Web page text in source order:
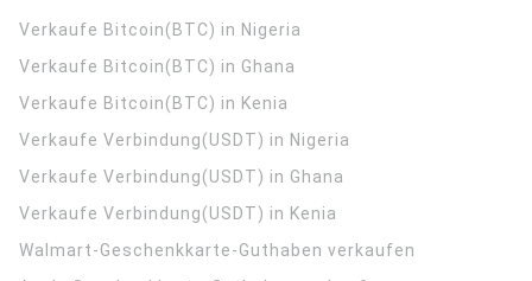
Verkaufe Bitcoin(BTC) in Nigeria
Verkaufe Bitcoin(BTC) in Ghana
Verkaufe Bitcoin(BTC) in Kenia
Verkaufe Verbindung(USDT) in Nigeria
Verkaufe Verbindung(USDT) in Ghana
Verkaufe Verbindung(USDT) in Kenia
Walmart-Geschenkkarte-Guthaben verkaufen